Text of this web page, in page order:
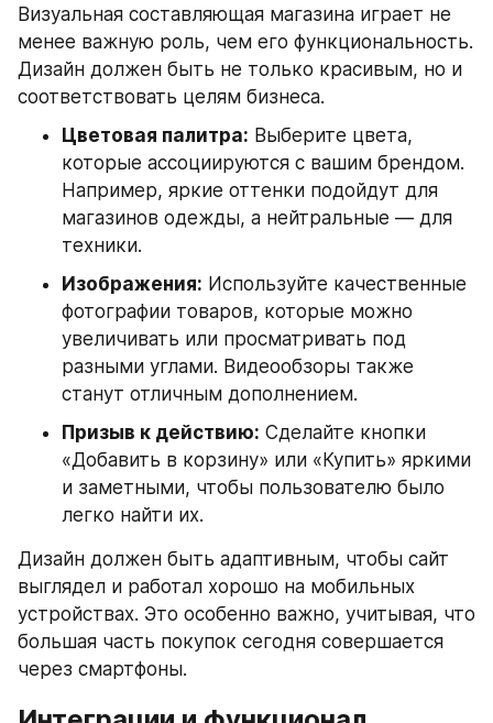
Визуальная составляющая магазина играет не
менее важную роль, чем его функциональность.
Дизайн должен быть не только красивым, но и
соответствовать целям бизнеса.
Цветовая палитра: Выберите цвета,
которые ассоциируются с вашим брендом.
Например, яркие оттенки подойдут для
магазинов одежды, а нейтральные — для
техники.
Изображения: Используйте качественные
фотографии товаров, которые можно
увеличивать или просматривать под
разными углами. Видеообзоры также
станут отличным дополнением.
Призыв к действию: Сделайте кнопки
«Добавить в корзину» или «Купить» яркими
и заметными, чтобы пользователю было
легко найти их.
Дизайн должен быть адаптивным, чтобы сайт
выглядел и работал хорошо на мобильных
устройствах. Это особенно важно, учитывая, что
большая часть покупок сегодня совершается
через смартфоны.